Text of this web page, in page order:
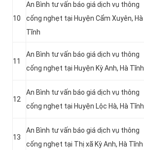
10
An Bình tư vấn báo giá dịch vụ thông
cống nghẹt tại Huyện Cẩm Xuyên, Hà
Tĩnh
11
An Bình tư vấn báo giá dịch vụ thông
cống nghẹt tại Huyện Kỳ Anh, Hà Tĩnh
12
An Bình tư vấn báo giá dịch vụ thông
cống nghẹt tại Huyện Lộc Hà, Hà Tĩnh
13
An Bình tư vấn báo giá dịch vụ thông
cống nghẹt tại Thị xã Kỳ Anh, Hà Tĩnh